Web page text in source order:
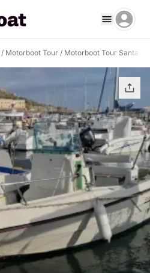
/ Motorboot Tour / Motorboot Tour Santa